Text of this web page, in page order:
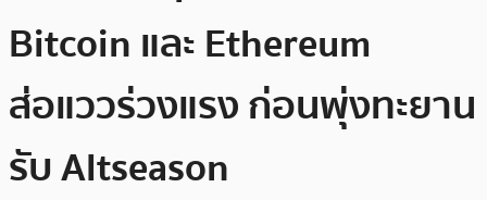
Bitcoin และ Ethereum
ส่อแววร่วงแรง ก่อนพุ่งทะยาน
รับ Altseason